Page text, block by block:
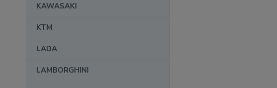
KAWASAKI
KTM
LADA
LAMBORGHINI